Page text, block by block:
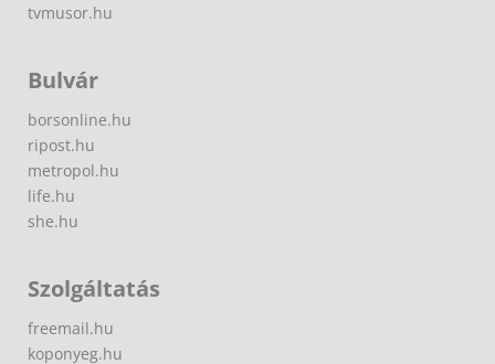
tvmusor.hu
Bulvár
borsonline.hu
ripost.hu
metropol.hu
life.hu
she.hu
Szolgáltatás
freemail.hu
koponyeg.hu